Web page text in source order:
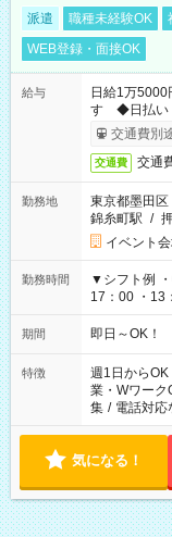
派遣 職種未経験OK
WEB登録・面接OK
給与
日給1万
す ◆日払い
も異なります
交通費別
交通費 交通
勤務地
東京都墨田区
錦糸町駅 /
イベント
勤務時間
▼シフト例
17：00 ・13：00
仕事により
期間 即日～OK
特徴 週1日からOK
業・Wワーク
集 / 電話対応
気になる！